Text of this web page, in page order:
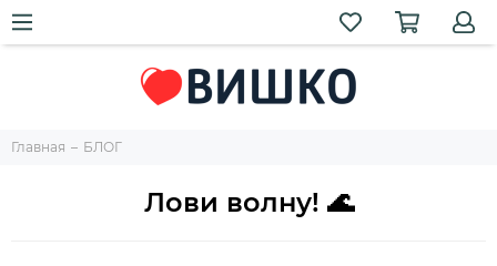
Главная БЛОГ
Лови волну! 🌊